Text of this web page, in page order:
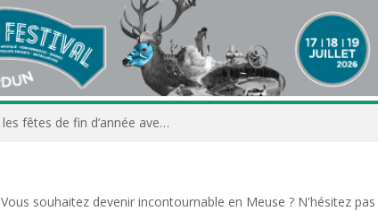
Commerçants, associations… anticipez les fêtes de fin d’année avec Meuz’Info
Vous souhaitez devenir incontournable en Meuse ? N'hésitez